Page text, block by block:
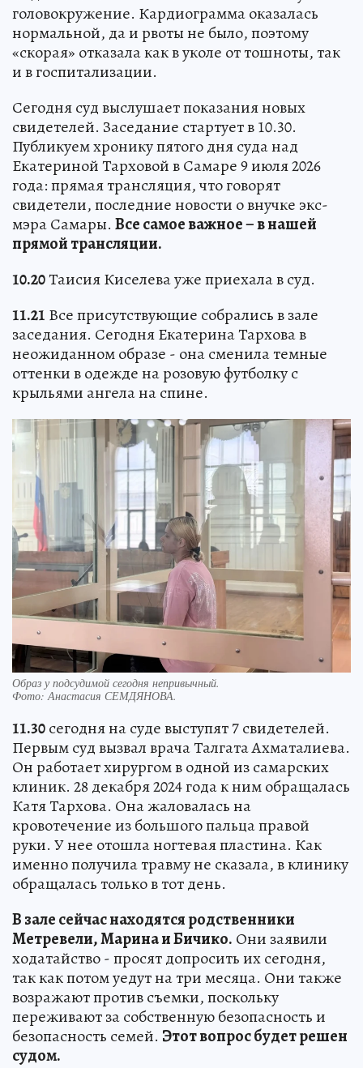
головокружение. Кардиограмма оказалась
нормальной, да и рвоты не было, поэтому
«скорая» отказала как в уколе от тошноты, так
и в госпитализации.
Сегодня суд выслушает показания новых
свидетелей. Заседание стартует в 10.30.
Публикуем хронику пятого дня суда над
Екатериной Тарховой в Самаре 9 июля 2026
года: прямая трансляция, что говорят
свидетели, последние новости о внучке экс-
мэра Самары. Все самое важное – в нашей
прямой трансляции.
10.20Таисия Киселева уже приехала в суд.
11.21 Все присутствующие собрались в зале
заседания. Сегодня Екатерина Тархова в
неожиданном образе - она сменила темные
оттенки в одежде на розовую футболку с
крыльями ангела на спине.
Образ у подсудимой сегодня непривычный.
Фото:Анастасия СЕМДЯНОВА.
11.30сегодня на суде выступят 7 свидетелей.
Первым суд вызвал врача Талгата Ахматалиева.
Он работает хирургом в одной из самарских
клиник. 28 декабря 2024 года к ним обращалась
Катя Тархова. Она жаловалась на
кровотечение из большого пальца правой
руки. У нее отошла ногтевая пластина. Как
именно получила травму не сказала, в клинику
обращалась только в тот день.
В зале сейчас находятся родственники
Метревели, Марина и Бичико. Они заявили
ходатайство - просят допросить их сегодня,
так как потом уедут на три месяца. Они также
возражают против съемки, поскольку
переживают за собственную безопасность и
безопасность семей. Этот вопрос будет решен
судом.